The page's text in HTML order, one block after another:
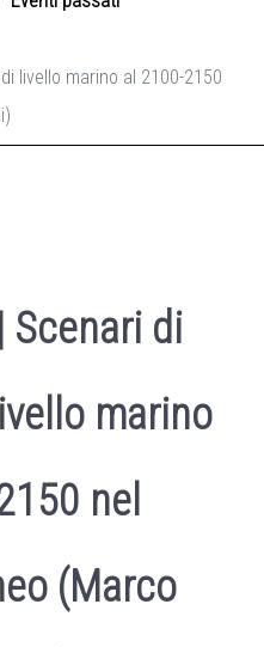
livello marino al 2100-2150
Scenari di
marino
nel
(Marco